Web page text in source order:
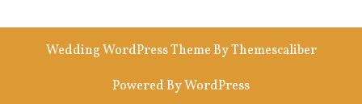
Wedding WordPress ThemeBy Themescaliber
Powered By WordPress